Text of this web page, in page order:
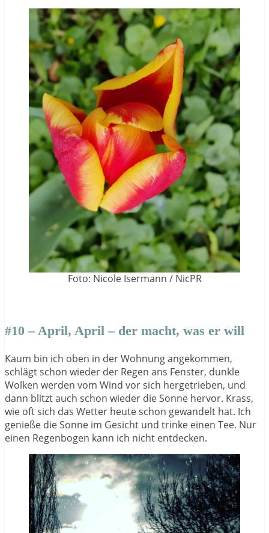
Foto: Nicole Isermann / NicPR
#10 – April, April – der macht, was er will
Kaum bin ich oben in der Wohnung angekommen,
schlägt schon wieder der Regen ans Fenster, dunkle
Wolken werden vom Wind vor sich hergetrieben, und
dann blitzt auch schon wieder die Sonne hervor. Krass,
wie oft sich das Wetter heute schon gewandelt hat. Ich
genieße die Sonne im Gesicht und trinke einen Tee. Nur
einen Regenbogen kann ich nicht entdecken.